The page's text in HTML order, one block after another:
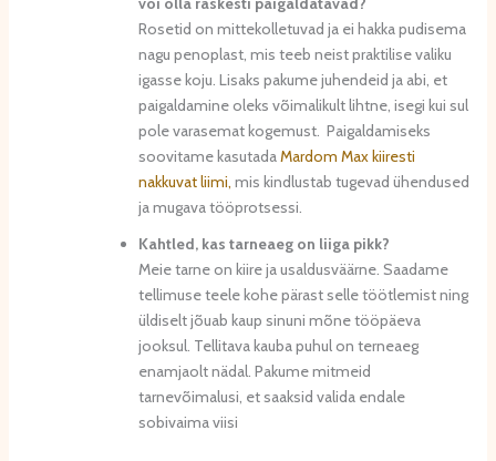
Rosetid on mittekolletuvad ja ei hakka pudisema
nagu penoplast, mis teeb neist praktilise valiku
igasse koju. Lisaks pakume juhendeid ja abi, et
paigaldamine oleks võimalikult lihtne, isegi kui sul
pole varasemat kogemust. Paigaldamiseks
soovitame kasutadaMardom Max kiiresti
nakkuvat liimi, mis kindlustab tugevad ühendused
ja mugava tööprotsessi.
Kahtled, kas tarneaeg on liiga pikk?
Meie tarne on kiire ja usaldusväärne. Saadame
tellimuse teele kohe pärast selle töötlemist ning
üldiselt jõuab kaup sinuni mõne tööpäeva
jooksul. Tellitava kauba puhul on terneaeg
enamjaolt nädal. Pakume mitmeid
tarnevõimalusi, et saaksid valida endale
sobivaima viisi